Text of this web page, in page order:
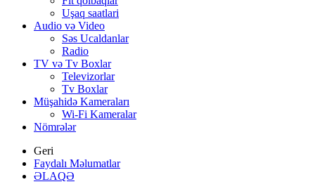
Uşaq saatlari
Audio və Video
Səs Ucaldanlar
Radio
TV və Tv Boxlar
Televizorlar
Tv Boxlar
Müşahidə Kameraları
Wi-Fi Kameralar
Nömrələr
Geri
Faydalı Məlumatlar
ƏLAQƏ